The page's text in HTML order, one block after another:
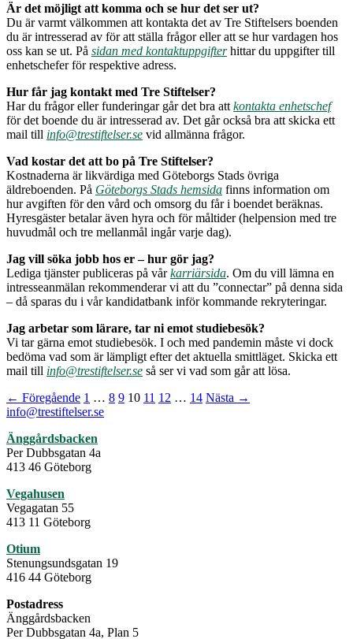
Är det möjligt att komma och se hur det ser ut?
Du är varmt välkommen att kontakta det av Tre Stiftelsers boenden
du är intresserad av för att ställa frågor eller att se hur vardagen hos
oss kan se ut. På sidan med kontaktuppgifterhittar du uppgifter till
enhetschefer för respektive adress.
Hur får jag kontakt med Tre Stiftelser?
Har du frågor eller funderingar går det bra att kontakta enhetschef
för det boende du är intresserad av. Det går också bra att skicka ett
mail till info@trestiftelser.se vid allmänna frågor.
Vad kostar det att bo på Tre Stiftelser?
Kostnaderna är likvärdiga med Göteborgs Stads övriga
äldreboenden. På Göteborgs Stads hemsida finns information om
hur avgiften för den vård och omsorg du får i boendet beräknas.
Hyresgäster betalar även hyra och för måltider (helpension med tre
huvudmål och tre mellanmål ingår varje dag).
Jag vill söka jobb hos er – hur gör jag?
Lediga tjänster publiceras på vårkarriärsida. Om du vill lämna en
intresseanmälan rekommenderar vi att du ”connectar” på denna sida
– då sparas du i vår kandidatbank inför kommande rekryteringar.
Jag arbetar som lärare, tar ni emot studiebesök?
Vi tar gärna emot studiebesök. I och med pandemin måste vi dock
bedöma vad som är lämpligt efter det aktuella smittläget. Skicka ett
mail till info@trestiftelser.se så ser vi vad som går att lösa.
← Föregående 1 … 8 9 10 11 12 … 14 Nästa →
info@trestiftelser.se
Änggårdsbacken
Per Dubbsgatan 4a
413 46 Göteborg
Vegahusen
Vegagatan 55
413 11 Göteborg
Otium
Stenungsundsgatan 19
416 44 Göteborg
Postadress
Änggårdsbacken
Per Dubbsgatan 4a, Plan 5